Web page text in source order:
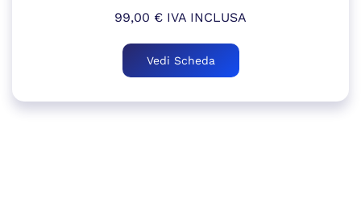
99,00 € IVA INCLUSA
Vedi Scheda